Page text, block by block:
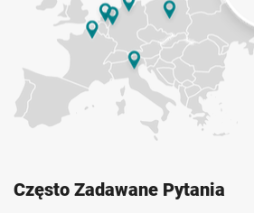
Często Zadawane Pytania